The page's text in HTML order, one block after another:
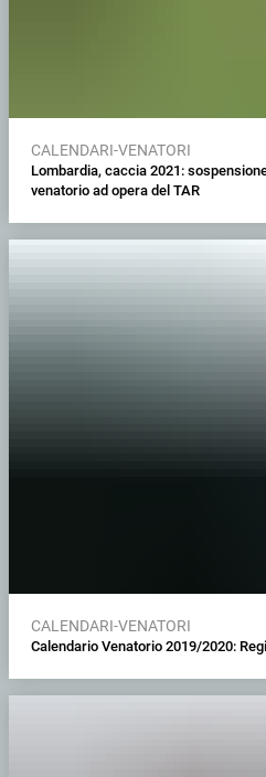
CALENDARI-VENATORI
Lombardia, caccia 2021:
venatorio ad opera del TAR
CALENDARI-VENATORI
Calendario Venatorio 2019/2020: